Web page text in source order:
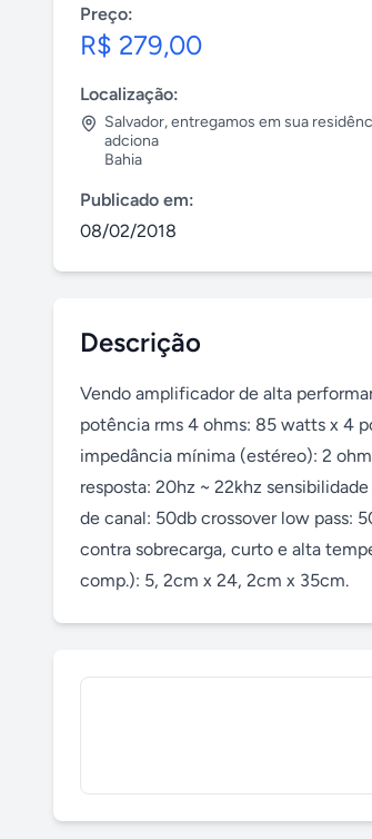
Preço:
R$ 279,00
Localização:
Salvador,entregamos em sua
adciona
Bahia
Publicado em:
08/02/2018
Descrição
Vendo amplificador de alta
potência rms 4 ohms: 85 watts x 4
impedância mínima (estéreo): 2
resposta: 20hz ~ 22khz
de canal: 50db crossover low pass:
contra sobrecarga, curto e alta
comp.): 5, 2cm x 24, 2cm x 35cm.